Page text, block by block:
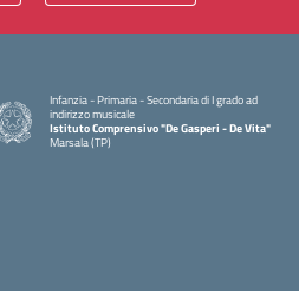
Infanzia - Primaria - Secondaria di I grado ad
indirizzo musicale
Istituto Comprensivo "De Gasperi - De Vita"
Marsala (TP)